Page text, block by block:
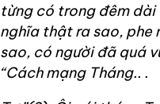
từng có trong đêm dài
nghĩa thật ra sao, phe
sao, có người đã quá
“Cách mạng Tháng.. .